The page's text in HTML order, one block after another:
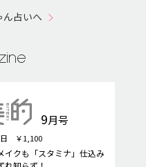
ん占いへ
9月号
日 ￥1,100
イクも「スタミナ」仕込み